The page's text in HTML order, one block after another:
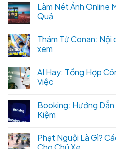
Làm Nét Ảnh Online
Quả
Thám Tử Conan:
xem
AI Hay: Tổng Hợp
Việc
Booking: Hướng
Kiệm
Phạt Nguội Là Gì?